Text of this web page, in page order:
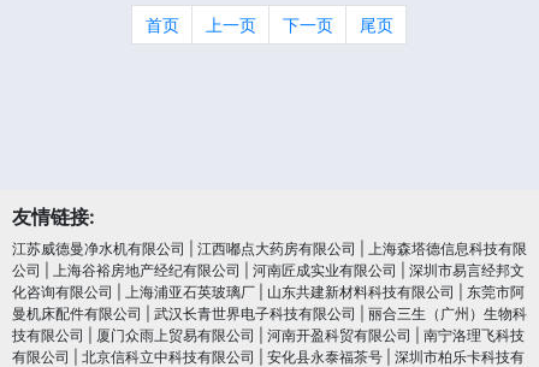
首页 上一页 下一页 尾页
友情链接:
江苏威德曼净水机有限公司 江西嘟点大药房有限公司
上海森塔德信息科技有限
公司
上海谷裕房地产经纪有限公司 河南匠成实业有限公司
深圳市易言经邦文
化咨询有限公司
上海浦亚石英玻璃厂 山东共建新材料科技有限公司
东莞市阿
曼机床配件有限公司
武汉长青世界电子科技有限公司
丽合三生（广州）生物科
技有限公司
厦门众雨上贸易有限公司 河南开盈科贸有限公司
南宁洛理飞科技
有限公司
北京信科立中科技有限公司 安化县永泰福茶号
深圳市柏乐卡科技有